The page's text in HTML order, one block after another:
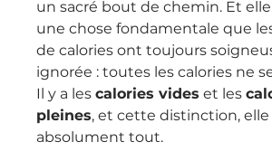
un sacré bout de chemin. Et
une chose fondamentale que
de calories ont toujours
ignorée : toutes les calories ne
Il y a les calories vides et les
pleines, et cette distinction,
absolument tout.